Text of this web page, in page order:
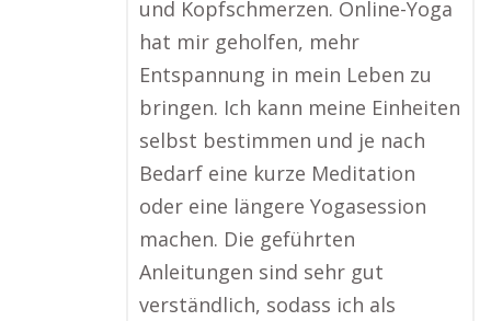
und Kopfschmerzen. Online-Yoga
hat mir geholfen, mehr
Entspannung in mein Leben zu
bringen. Ich kann meine Einheiten
selbst bestimmen und je nach
Bedarf eine kurze Meditation
oder eine längere Yogasession
machen. Die geführten
Anleitungen sind sehr gut
verständlich, sodass ich als